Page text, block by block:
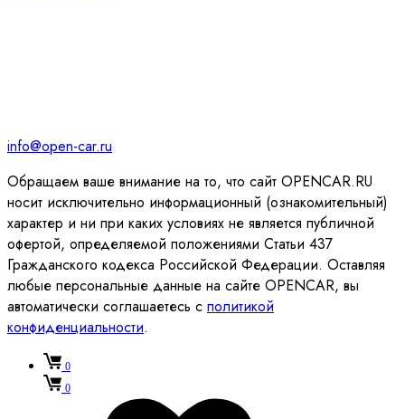
info@open-car.ru
Обращаем ваше внимание на то, что сайт OPENCAR.RU
носит исключительно информационный (ознакомительный)
характер и ни при каких условиях не является публичной
офертой, определяемой положениями Статьи 437
Гражданского кодекса Российской Федерации. Оставляя
любые персональные данные на сайте OPENCAR, вы
автоматически соглашаетесь с политикой
конфиденциальности.
0
0